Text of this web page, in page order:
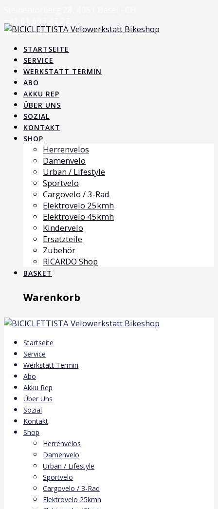
content
+41 61 693 42 22
info@biciclettista.ch
STARTSEITE
SERVICE
WERKSTATT TERMIN
ABO
AKKU REP
ÜBER UNS
SOZIAL
KONTAKT
SHOP
Herrenvelos
Damenvelo
Urban / Lifestyle
Sportvelo
Cargovelo / 3-Rad
Elektrovelo 25kmh
Elektrovelo 45kmh
Kindervelo
Ersatzteile
Zubehör
RICARDO Shop
BASKET
Warenkorb
Startseite
Service
Werkstatt Termin
Abo
Akku Rep
Über Uns
Sozial
Kontakt
Shop
Herrenvelos
Damenvelo
Urban / Lifestyle
Sportvelo
Cargovelo / 3-Rad
Elektrovelo 25kmh